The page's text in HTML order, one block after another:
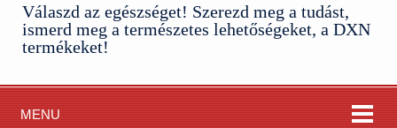
Válaszd az egészséget! Szerezd meg a tudást,
ismerd meg a természetes lehetőségeket, a DXN
termékeket!
MENU